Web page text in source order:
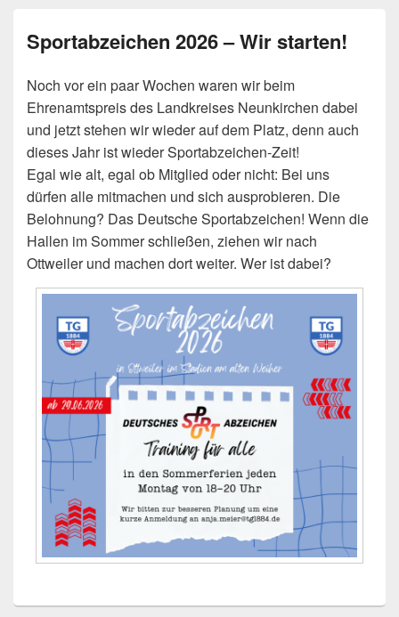
Sportabzeichen 2026 – Wir starten!
Noch vor ein paar Wochen waren wir beim
Ehrenamtspreis des Landkreises Neunkirchen dabei
und jetzt stehen wir wieder auf dem Platz, denn auch
dieses Jahr ist wieder Sportabzeichen-Zeit!
Egal wie alt, egal ob Mitglied oder nicht: Bei uns
dürfen alle mitmachen und sich ausprobieren. Die
Belohnung? Das Deutsche Sportabzeichen! Wenn die
Hallen im Sommer schließen, ziehen wir nach
Ottweiler und machen dort weiter. Wer ist dabei?